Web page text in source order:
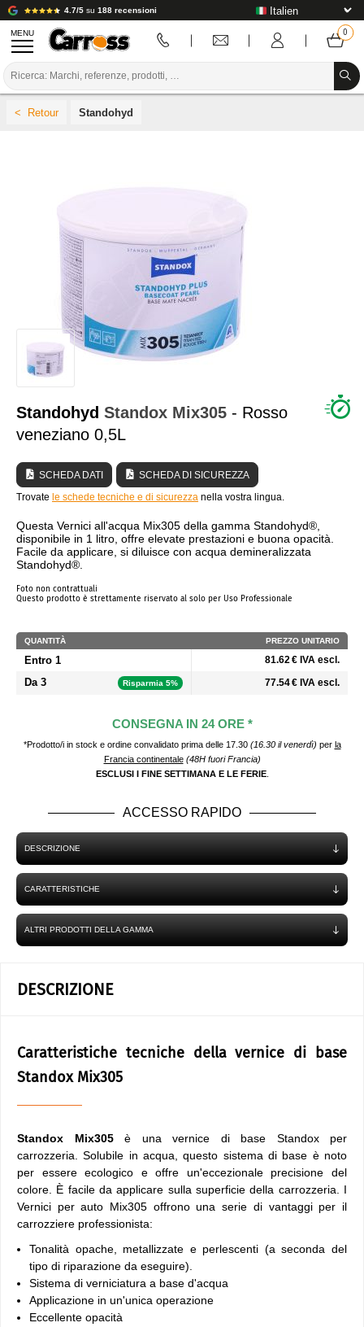
4.7/5 su 188 recensioni
MENU
MATERIALI DI CONSUMO PER LA CARROZZERIA
STRUMENTI PER LA CARROZZERIA
ATTREZZATURE PER CARROZZERIA
INSTALLAZIONE IN LABORATORIO
TUTORIAL E CONSIGLI
Standohyd
Standohyd Standox Mix305 - Rosso
veneziano 0,5L
SCHEDA DATI
SCHEDA DI SICUREZZA
Trovate le schede tecniche e di sicurezza nella vostra lingua.
Questa Vernici all'acqua Mix305 della gamma Standohyd®,
disponibile in 1 litro, offre elevate prestazioni e buona opacità.
Facile da applicare, si diluisce con acqua demineralizzata
Standohyd®.
Foto non contrattuali
Questo prodotto è strettamente riservato al solo per Uso Professionale
QUANTITÀ PREZZO UNITARIO
Entro 1 81.62 € IVA escl.
Da 3 Risparmia 5% 77.54 € IVA escl.
CONSEGNA IN 24 ORE *
*Prodotto/i in stock e ordine convalidato prima delle 17.30 (16.30 il venerdì) per la
Francia continentale (48H fuori Francia)
ESCLUSI I FINE SETTIMANA E LE FERIE.
ACCESSO RAPIDO
DESCRIZIONE
CARATTERISTICHE
ALTRI PRODOTTI DELLA GAMMA
DESCRIZIONE
Caratteristiche tecniche della vernice di base
Standox Mix305
Standox Mix305è una vernice di base Standox per
carrozzeria. Solubile in acqua, questo sistema di base è noto
per essere ecologico e offre un'eccezionale precisione del
colore. È facile da applicare sulla superficie della carrozzeria. I
Vernici per auto Mix305 offrono una serie di vantaggi per il
carrozziere professionista:
Tonalità opache, metallizzate e perlescenti (a seconda del
tipo di riparazione da eseguire).
Sistema di verniciatura a base d'acqua
Applicazione in un'unica operazione
Eccellente opacità